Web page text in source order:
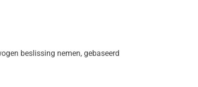
beslissing nemen, gebaseerd